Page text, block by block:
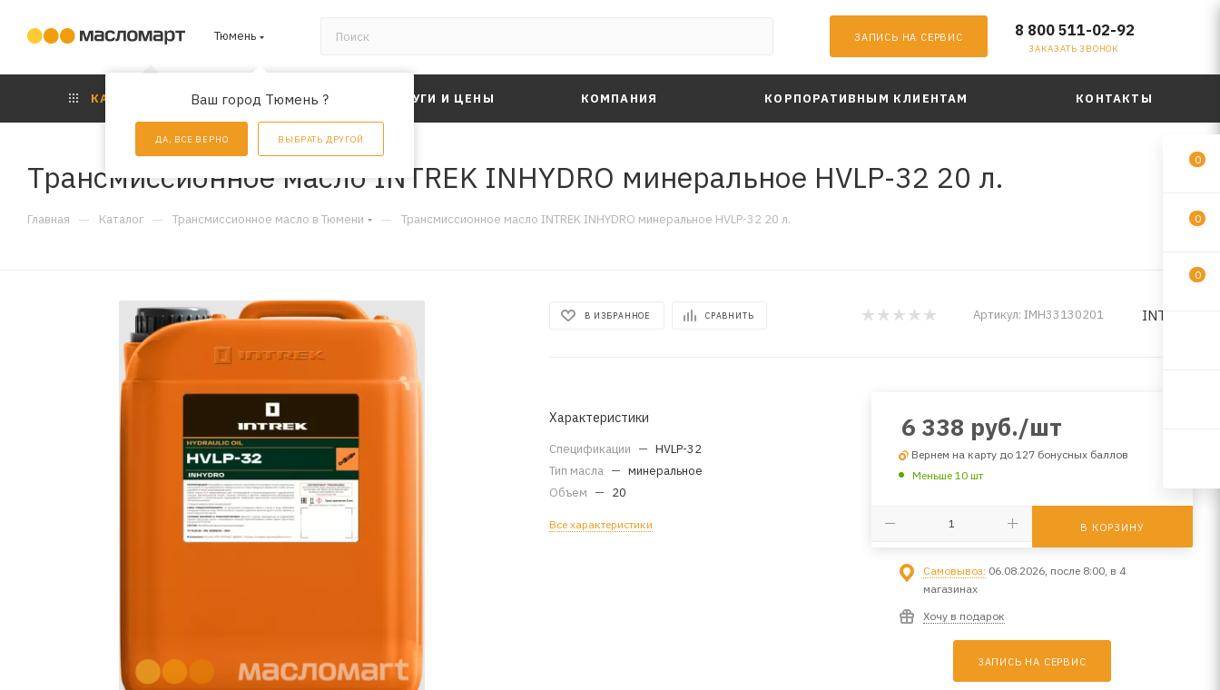
Тюмень
Ваш город Тюмень ?
ДА, ВСЕ ВЕРНО ВЫБРАТЬ ДРУГОЙ
ЗАПИСЬ НА СЕРВИС 8 800 511-02-92
ЗАКАЗАТЬ ЗВОНОК
КАТАЛОГ АКЦИИ УСЛУГИ И ЦЕНЫ КОМПАНИЯ КОРПОРАТИВНЫМ КЛИЕНТАМ КОНТАКТЫ
Трансмиссионное масло INTREK INHYDRO минеральное HVLP-32 20 л.
Главная — Каталог — Трансмиссионное масло в Тюмени — Трансмиссионное масло INTREK INHYDRO минеральное HVLP-32 20 л.
В ИЗБРАННОЕ СРАВНИТЬ Артикул: IMH33130201 INTREK
Характеристики
Спецификации — HVLP-32
Тип масла — минеральное
Объем — 20
Все характеристики
6 338 руб./шт
Вернем на карту до 127 бонусных баллов
Меньше 10 шт
В КОРЗИНУ
Самовывоз: 06.08.2026, после 8:00, в 4
магазинах
Хочу в подарок
ЗАПИСЬ НА СЕРВИС
0
0
0